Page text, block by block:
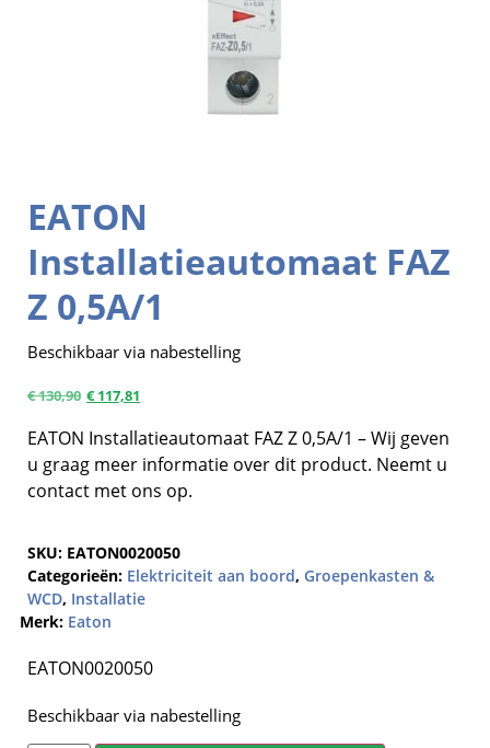
EATON
Installatieautomaat FAZ
Z 0,5A/1
Beschikbaar via nabestelling
€130,90 €117,81
EATON Installatieautomaat FAZ Z 0,5A/1 – Wij geven
u graag meer informatie over dit product. Neemt u
contact met ons op.
SKU: EATON0020050
Categorieën: Elektriciteit aan boord, Groepenkasten &
WCD, Installatie
Merk: Eaton
EATON0020050
Beschikbaar via nabestelling